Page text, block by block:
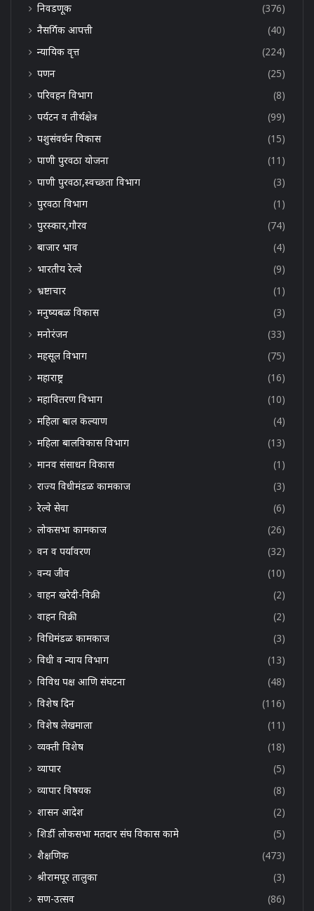
निवडणूक
(376)
नैसर्गिक आपत्ती
(40)
न्यायिक वृत्त
(224)
पणन
(25)
परिवहन विभाग
(8)
पर्यटन व तीर्थक्षेत्र
(99)
पशुसंवर्धन विकास
(15)
पाणी पुरवठा योजना
(11)
पाणी पुरवठा,स्वच्छता विभाग
(3)
पुरवठा विभाग
(1)
पुरस्कार,गौरव
(74)
बाजार भाव
(4)
भारतीय रेल्वे
(9)
भ्रष्टाचार
(1)
मनुष्यबळ विकास
(3)
मनोरंजन
(33)
महसूल विभाग
(75)
महाराष्ट्र
(16)
महावितरण विभाग
(10)
महिला बाल कल्याण
(4)
महिला बालविकास विभाग
(13)
मानव संसाधन विकास
(1)
राज्य विधीमंडळ कामकाज
(3)
रेल्वे सेवा
(6)
लोकसभा कामकाज
(26)
वन व पर्यावरण
(32)
वन्य जीव
(10)
वाहन खरेदी-विक्री
(2)
वाहन विक्री
(2)
विधिमंडळ कामकाज
(3)
विधी व न्याय विभाग
(13)
विविध पक्ष आणि संघटना
(48)
विशेष दिन
(116)
विशेष लेखमाला
(11)
व्यक्ती विशेष
(18)
व्यापार
(5)
व्यापार विषयक
(8)
शासन आदेश
(2)
शिर्डी लोकसभा मतदार संघ विकास कामे
(5)
शैक्षणिक
(473)
श्रीरामपूर तालुका
(3)
सण-उत्सव
(86)